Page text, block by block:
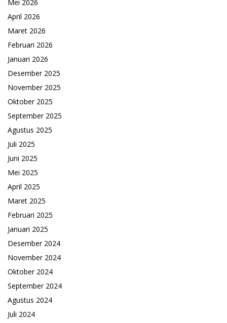
Mei 2026
April 2026
Maret 2026
Februari 2026
Januari 2026
Desember 2025
November 2025
Oktober 2025
September 2025
Agustus 2025
Juli 2025
Juni 2025
Mei 2025
April 2025
Maret 2025
Februari 2025
Januari 2025
Desember 2024
November 2024
Oktober 2024
September 2024
Agustus 2024
Juli 2024